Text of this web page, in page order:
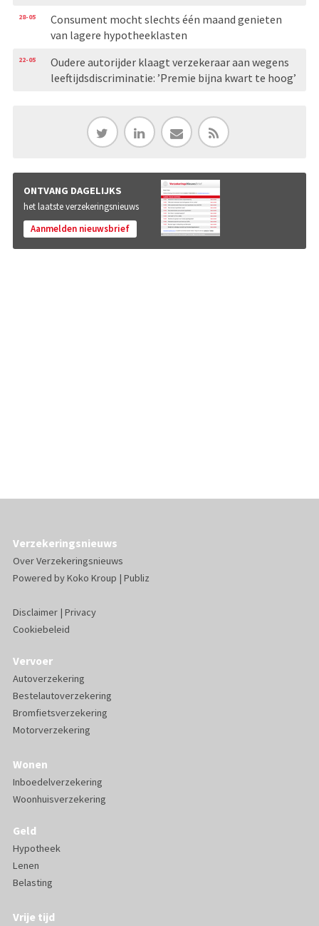
28-05
Consument mocht slechts één maand genieten
van lagere hypotheeklasten
22-05
Oudere autorijder klaagt verzekeraar aan wegens
leeftijdsdiscriminatie: ’Premie bijna kwart te hoog’
ONTVANG DAGELIJKS
het laatste verzekeringsnieuws
Aanmelden nieuwsbrief
Verzekeringsnieuws
Over Verzekeringsnieuws
Powered byKoko Kroup | Publiz
Disclaimer| Privacy
Cookiebeleid
Vervoer
Autoverzekering
Bestelautoverzekering
Bromfietsverzekering
Motorverzekering
Wonen
Inboedelverzekering
Woonhuisverzekering
Geld
Hypotheek
Lenen
Belasting
Vrije tijd